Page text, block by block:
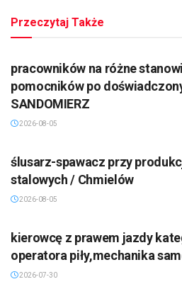
Przeczytaj Także
pracowników na różne
pomocników po
SANDOMIERZ
2026-08-05
ślusarz-spawacz przy
stalowych / Chmielów
2026-08-05
kierowcę z prawem jazdy
operatora piły,mechanika
2026-07-30